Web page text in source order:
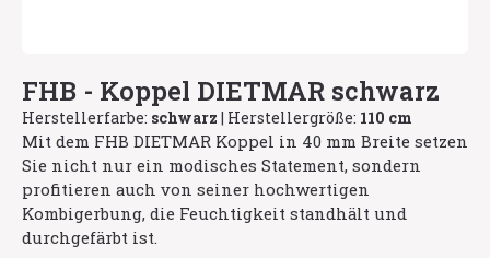
FHB - Koppel DIETMAR schwarz
Herstellerfarbe: schwarz | Herstellergröße: 110 cm
Mit dem FHB DIETMAR Koppel in 40 mm Breite setzen
Sie nicht nur ein modisches Statement, sondern
profitieren auch von seiner hochwertigen
Kombigerbung, die Feuchtigkeit standhält und
durchgefärbt ist.